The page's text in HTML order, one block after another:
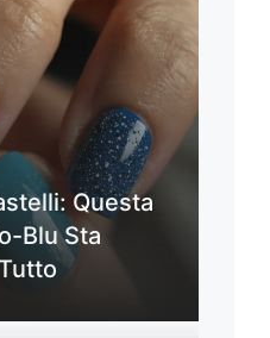
Questa
Blu Sta